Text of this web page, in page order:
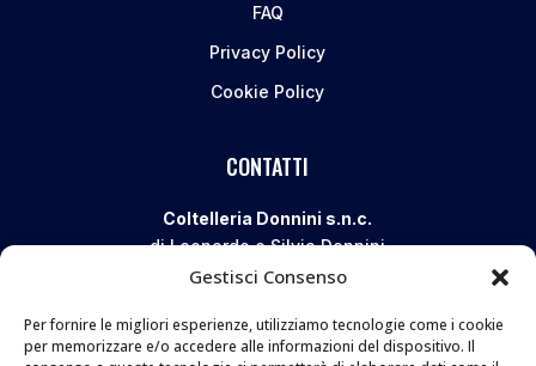
Gestisci Consenso
Per fornire le migliori esperienze, utilizziamo tecnologie come i cookie
per memorizzare e/o accedere alle informazioni del dispositivo. Il
FAQ
Privacy Policy
Cookie Policy
CONTATTI
Coltelleria Donnini s.n.c.
di Leonardo e Silvia Donnini
Via Giovanni Lanza, 70 – 50136 FIRENZE
Telefono e WhatsApp:055 661 438
Email: info@donninicoltelleria.it